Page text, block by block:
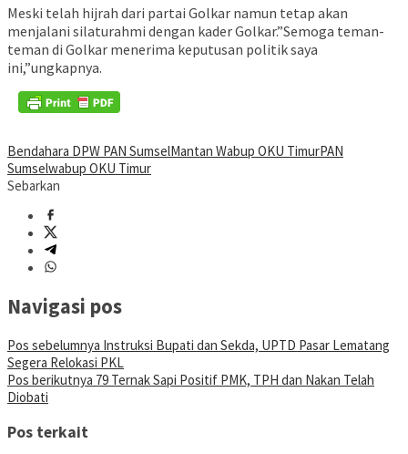
Meski telah hijrah dari partai Golkar namun tetap akan
menjalani silaturahmi dengan kader Golkar.”Semoga teman-
teman di Golkar menerima keputusan politik saya
ini,”ungkapnya.
Bendahara DPW PAN SumselMantan Wabup OKU TimurPAN
Sumselwabup OKU Timur
Sebarkan
Navigasi pos
Pos sebelumnya Instruksi Bupati dan Sekda, UPTD Pasar Lematang
Segera Relokasi PKL
Pos berikutnya 79 Ternak Sapi Positif PMK, TPH dan Nakan Telah
Diobati
Pos terkait